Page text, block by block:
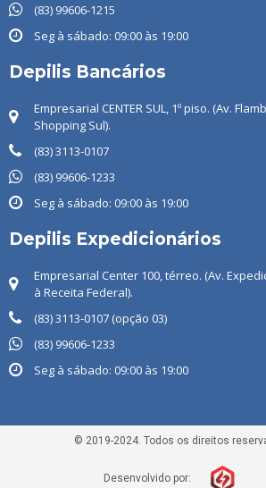
(83) 99606-1215
Seg à sábado: 09:00 às 19:00
Depilis Bancários
Empresarial CENTER SUL, 1º piso. (Av.
Shopping Sul).
(83) 3113-0107
(83) ‭99606-1233
Seg à sábado: 09:00 às 19:00
Depilis Expedicionários
Empresarial Center 100, térreo. (Av.
à Receita Federal).
(83) 3113-0107 (opção 03)
(83) 99606-1233
Seg à sábado: 09:00 às 19:00
© 2019-2024. Todos os direitos
Desenvolvido por: